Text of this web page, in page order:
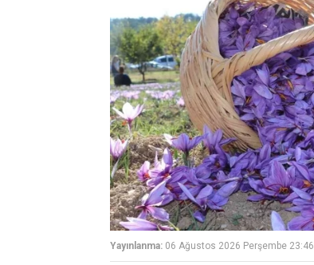
Yayınlanma: 06 Ağustos 2026 Perşembe 23:46